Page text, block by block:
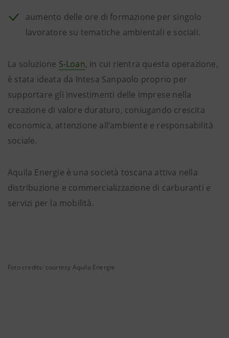
aumento delle ore di formazione per singolo
lavoratore su tematiche ambientali e sociali.
La soluzione S-Loan, in cui rientra questa operazione,
è stata ideata da Intesa Sanpaolo proprio per
supportare gli investimenti delle imprese nella
creazione di valore duraturo, coniugando crescita
economica, attenzione all’ambiente e responsabilità
sociale.
Aquila Energie è una società toscana attiva nella
distribuzione e commercializzazione di carburanti e
servizi per la mobilità.
Foto credits: courtesy Aquila Energie